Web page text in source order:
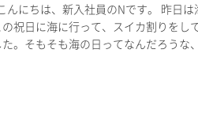
にちは、新入社員のNです。 昨日は
祝日に海に行って、スイカ割りをし
。そもそも海の日ってなんだろうな